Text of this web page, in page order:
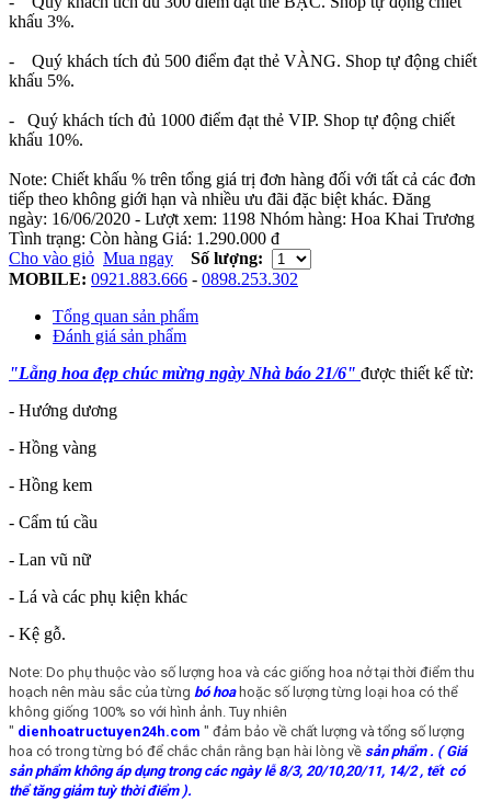
khấu 3%.
- Quý khách tích đủ 500 điểm đạt thẻ VÀNG. Shop tự động chiết
khấu 5%.
- Quý khách tích đủ 1000 điểm đạt thẻ VIP. Shop tự động chiết
khấu 10%.
Note: Chiết khấu % trên tổng giá trị đơn hàng đối với tất cả các đơn
tiếp theo không giới hạn và nhiều ưu đãi đặc biệt khác. Đăng
ngày: 16/06/2020 - Lượt xem: 1198 Nhóm hàng: Hoa Khai Trương
Tình trạng: Còn hàng Giá: 1.290.000 đ
Cho vào giỏ Mua ngay
Số lượng:
MOBILE: 0921.883.666 - 0898.253.302
Tổng quan sản phẩm
Đánh giá sản phẩm
"Lẵng hoa đẹp chúc mừng ngày Nhà báo 21/6" được thiết kế từ:
- Hướng dương
- Hồng vàng
- Hồng kem
- Cẩm tú cầu
- Lan vũ nữ
- Lá và các phụ kiện khác
- Kệ gỗ.
Note: Do phụ thuộc vào số lượng hoa và các giống hoa nở tại thời điểm thu
hoạch nên màu sắc của từng bó hoahoặc số lượng từng loại hoa có thể
không giống 100% so với hình ảnh. Tuy nhiên
" dienhoatructuyen24h.com " đảm bảo về chất lượng và tổng số lượng
hoa có trong từng bó để chắc chắn rằng bạn hài lòng về sản phẩm. ( Giá
sản phẩm không áp dụng trong các ngày lễ 8/3, 20/10,20/11, 14/2 , tết có
thể tăng giảm tuỳ thời điểm ).